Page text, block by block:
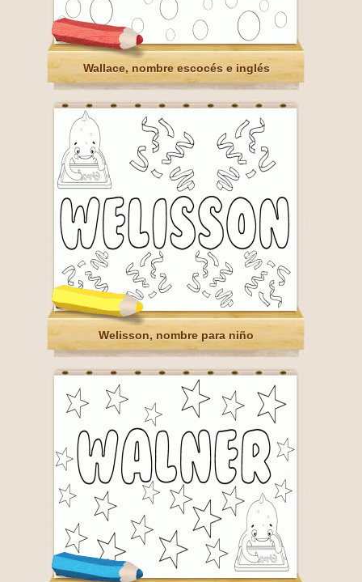
Wallace, nombre escocés e inglés
Welisson, nombre para niño